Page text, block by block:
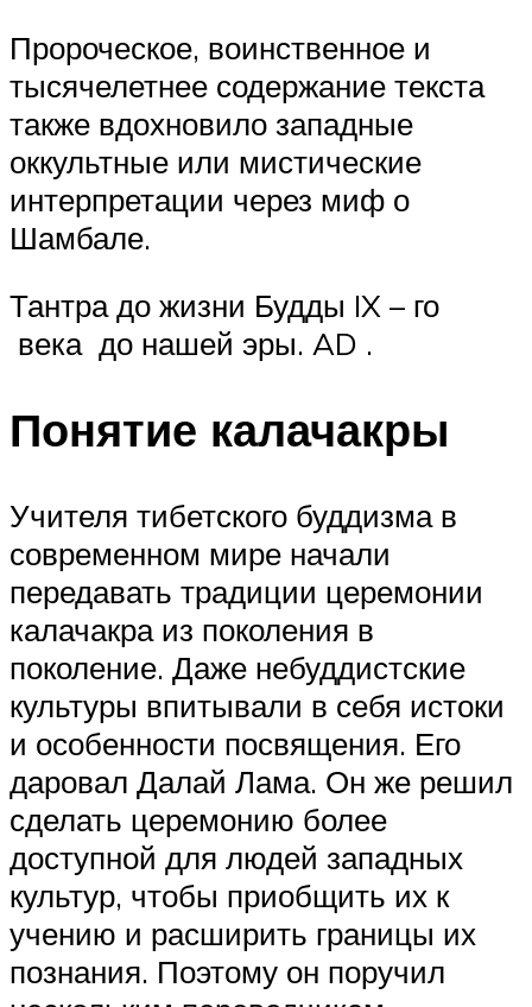
Пророческое, воинственное и
тысячелетнее содержание текста
также вдохновило западные
оккультные или мистические
интерпретации через миф о
Шамбале.
Тантра до жизни Будды IX – го
века до нашей эры. AD .
Понятие калачакры
Учителя тибетского буддизма в
современном мире начали
передавать традиции церемонии
калачакра из поколения в
поколение. Даже небуддистские
культуры впитывали в себя истоки
и особенности посвящения. Его
даровал Далай Лама. Он же решил
сделать церемонию более
доступной для людей западных
культур, чтобы приобщить их к
учению и расширить границы их
познания. Поэтому он поручил